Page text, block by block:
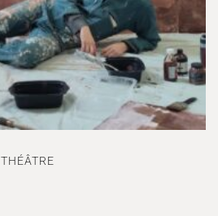
THÉÂTRE